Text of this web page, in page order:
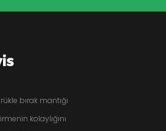
bırak mantığı
kolaylığını